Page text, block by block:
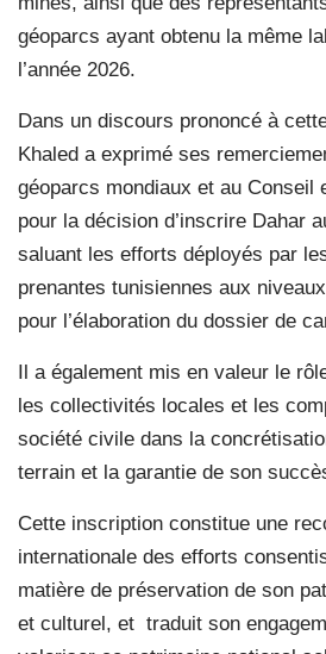
géoparcs ayant obtenu la même
l’année 2026.
Dans un discours prononcé à
Khaled a exprimé ses
géoparcs mondiaux et au Conseil
pour la décision d’inscrire Dahar
saluant les efforts déployés par
prenantes tunisiennes aux
pour l’élaboration du dossier de
Il a également mis en valeur le
les collectivités locales et les
société civile dans la
terrain et la garantie de son
Cette inscription constitue une
internationale des efforts
matière de préservation de son
et culturel, et traduit son